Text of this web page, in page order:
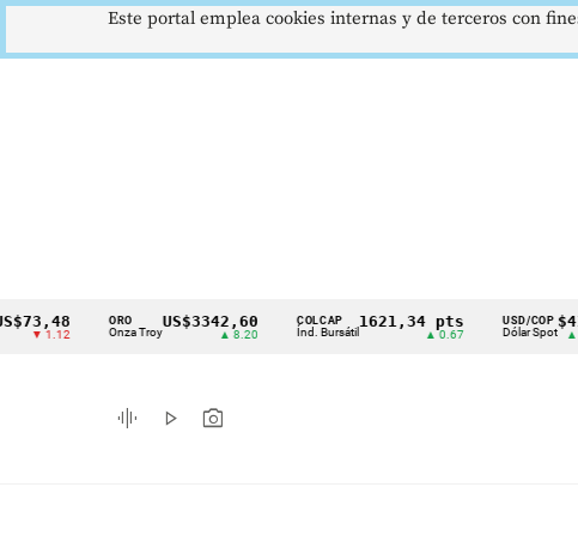
Cintillo
indicadores
económicos
ORO
Onza Troy
US$3342,60 COLCAP
Índ. Bursátil
1621,34 pts USD/COP
Dólar Spot
$4178
▲ 0.42
graphic_eq play_arrow photo_camera
Este portal emplea cookies internas y de terceros con